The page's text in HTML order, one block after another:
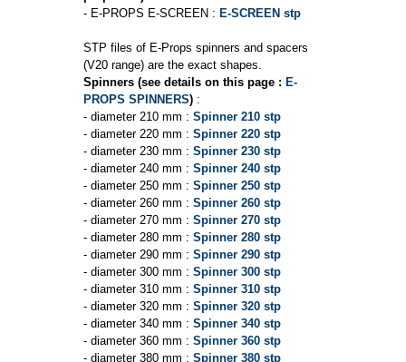
- E-PROPS E-SCREEN :E-SCREEN stp
STP files of E-Props spinners and spacers
(V20 range) are the exact shapes.
Spinners (see details on this page :E-
PROPS SPINNERS) :
- diameter 210 mm :Spinner 210 stp
- diameter 220 mm :Spinner 220 stp
- diameter 230 mm :Spinner 230 stp
- diameter 240 mm :Spinner 240 stp
- diameter 250 mm :Spinner 250 stp
- diameter 260 mm :Spinner 260 stp
- diameter 270 mm :Spinner 270 stp
- diameter 280 mm :Spinner 280 stp
- diameter 290 mm :Spinner 290 stp
- diameter 300 mm :Spinner 300 stp
- diameter 310 mm :Spinner 310 stp
- diameter 320 mm :Spinner 320 stp
- diameter 340 mm :Spinner 340 stp
- diameter 360 mm :Spinner 360 stp
- diameter 380 mm :Spinner 380 stp